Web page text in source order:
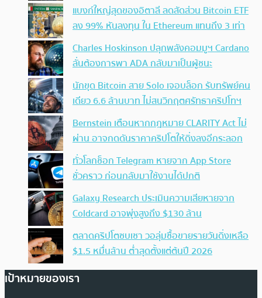
แบงก์ใหญ่สุดของอิตาลี ลดสัดส่วน Bitcoin ETF
ลง 99% หันลงทุน ใน Ethereum แทนถึง 3 เท่า
Charles Hoskinson ปลุกพลังคอมมูฯ Cardano
ลั่นต้องการพา ADA กลับมาเป็นผู้ชนะ
นักขุด Bitcoin สาย Solo เจอบล็อก รับทรัพย์คน
เดียว 6.6 ล้านบาท ไม่สนวิกฤตศรัทธาคริปโทฯ
Bernstein เตือนหากกฎหมาย CLARITY Act ไม่
ผ่าน อาจกดดันราคาคริปโตให้ดิ่งลงอีกระลอก
ทั่วโลกช็อก Telegram หายจาก App Store
ชั่วคราว ก่อนกลับมาใช้งานได้ปกติ
Galaxy Research ประเมินความเสียหายจาก
Coldcard อาจพุ่งสูงถึง $130 ล้าน
ตลาดคริปโตซบเซา วอลุ่มซื้อขายรายวันดิ่งเหลือ
$1.5 หมื่นล้าน ต่ำสุดตั้งแต่ต้นปี 2026
เป้าหมายของเรา